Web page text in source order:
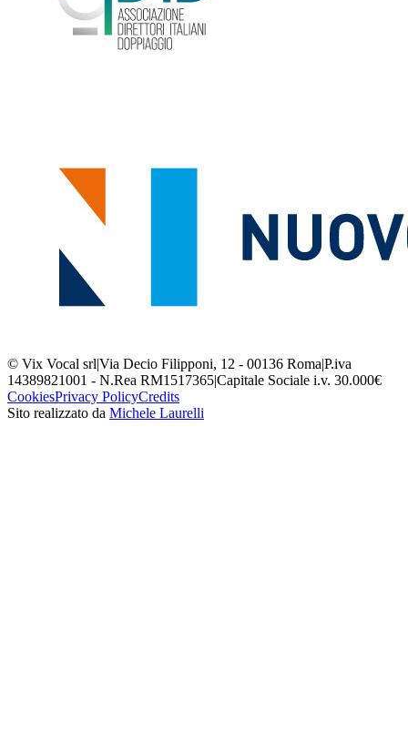
© Vix Vocal srl|Via Decio Filipponi, 12 - 00136 Roma|P.iva
14389821001 - N.Rea RM1517365|Capitale Sociale i.v. 30.000€
CookiesPrivacy PolicyCredits
Sito realizzato da Michele Laurelli